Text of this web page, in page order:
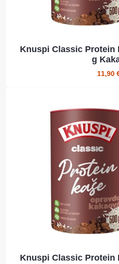
Knuspi Classic Protein
g
11,90
Knuspi Classic Protein